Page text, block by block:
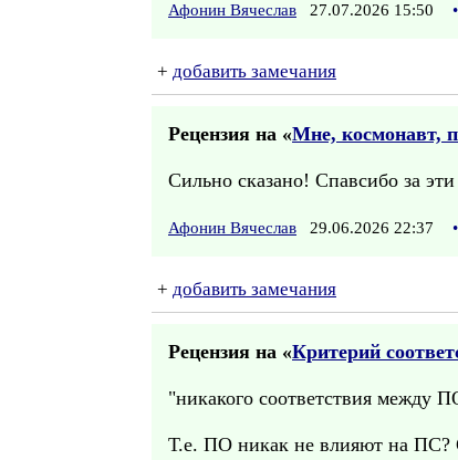
Афонин Вячеслав 27.07.2026 15:50 •
+ добавить замечания
Рецензия на «Мне, космонавт,
Сильно сказано! Спавсибо за эти
Афонин Вячеслав 29.06.2026 22:37 •
+ добавить замечания
Рецензия на «Критерий
"никакого соответствия между
Т.е. ПО никак не влияют на ПС?